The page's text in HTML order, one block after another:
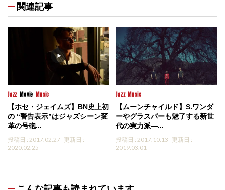
関連記事
Jazz Movie Music
【ホセ・ジェイムズ】BN史上初
の “警告表示”はジャズシーン変
革の号砲...
投稿日 : 2017.02.27 更新日 :
2020.02.25
Jazz Music
【ムーンチャイルド】S.ワンダ
ーやグラスパーも魅了する新世
代の実力派―...
投稿日 : 2017.10.13 更新日 :
2019.03.01